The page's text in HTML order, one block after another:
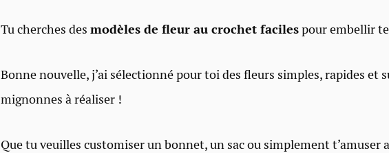
Tu cherches des modèles de fleur au crochet facilespour embellir
Bonne nouvelle, j’ai sélectionné pour toi des fleurs simples, rapides et
mignonnes à réaliser !
Que tu veuilles customiser un bonnet, un sac ou simplement t’amuser